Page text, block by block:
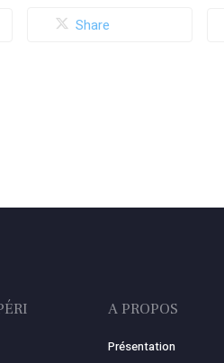
Share
A PROPOS
Présentation